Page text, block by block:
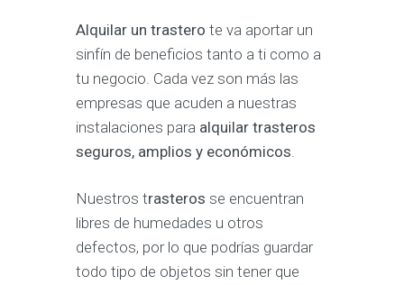
Alquilar un trastero te va aportar un
sinfín de beneficios tanto a ti como a
tu negocio. Cada vez son más las
empresas que acuden a nuestras
instalaciones para alquilar trasteros
seguros, amplios y económicos
Nuestros trasteros se encuentran
libres de humedades u otros
defectos, por lo que podrías guardar
todo tipo de objetos sin tener que